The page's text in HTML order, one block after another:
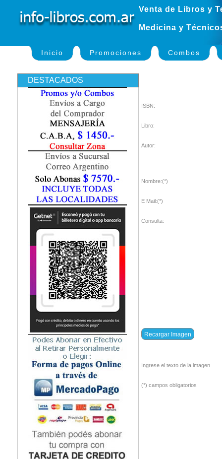
Venta de Libros y
Medicina y
Inicio Promociones Combos
DESTACADOS
ISBN:
Libro:
Autor:
Nombre:(*)
E Mail:(*)
Consulta:
Ingrese el texto de la imagen
(*) campos obligatorios